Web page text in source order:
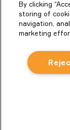
关于我们
Vaculex 就是
Sustainability at
真空起重术语表
派亚博真空技术
上海市闵行区中
园13号楼3楼
+86 400 897
关于Piab Group
TAWI – Part of
职业机会
条款和条件
Cookie 政策
中文
By clicking
storing of
navigation,
marketing